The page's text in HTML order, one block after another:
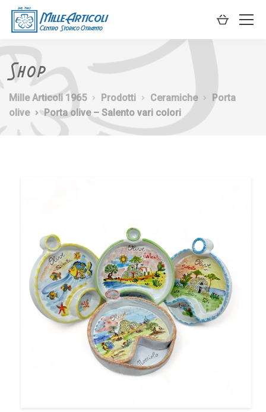
Shop
Mille Articoli 1965 Prodotti Ceramiche
Porta
olive
Porta olive – Salento vari colori